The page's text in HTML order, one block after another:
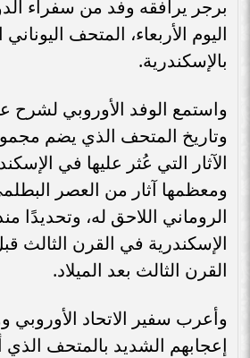
برجر يرافقه وفد من سفراء
اليوم الأربعاء، المتحف
بالإسكندرية.
واستمع الوفد الأوروبي لشرح
وتاريخ المتحف الذي يضم
الآثار التي عُثر عليها في
ومعظمها آثار من العصر
الروماني اللاحق له، وتحديدًا
الإسكندرية في القرن الثالث
القرن الثالث بعد الميلاد.
وأعرب سفير الاتحاد الأوروبي
إعجابهم الشديد بالمتحف الذي